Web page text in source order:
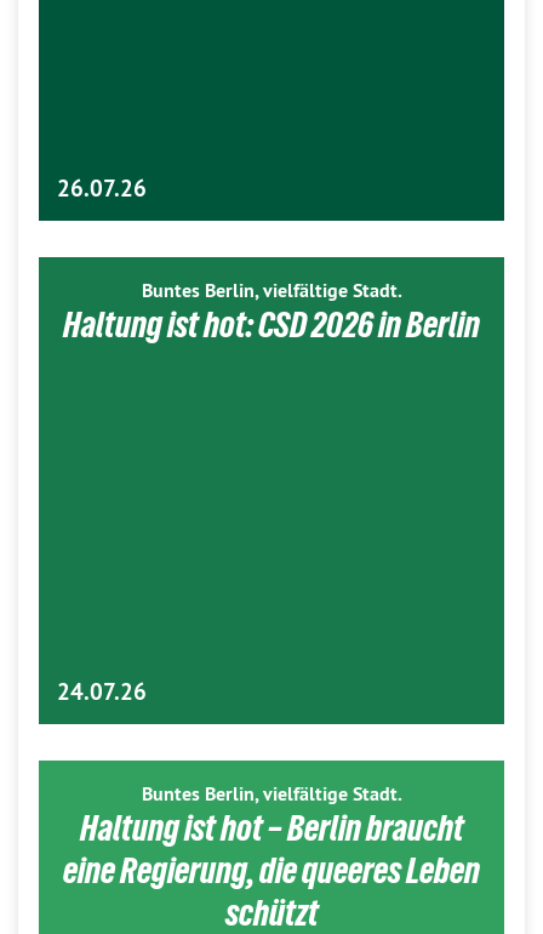
26.07.26
Buntes Berlin, vielfältige Stadt.
Haltung ist hot: CSD 2026 in Berlin
24.07.26
Buntes Berlin, vielfältige Stadt.
Haltung ist hot – Berlin braucht
eine Regierung, die queeres Leben
schützt